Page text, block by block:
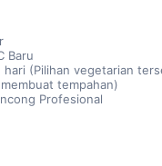
Baru
hari (Pilihan vegetarian
tempahan)
Profesional